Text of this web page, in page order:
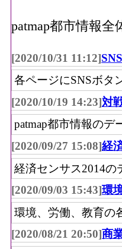
patmap都市情報
[2020/10/31 11:12]
各ページにSNSボタ
[2020/10/19 14:23]対
patmap都市情報のデ
[2020/09/27 15:08]経
経済センサス2014の
[2020/09/03 15:43]環
環境、労働、教育の
[2020/08/21 20:50]商